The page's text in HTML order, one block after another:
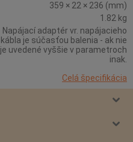
359 × 22 × 236 (mm)
1.82 kg
Napájací adaptér vr. napájacieho
kábla je súčasťou balenia - ak nie
je uvedené vyššie v parametroch
inak.
Celá špecifikácia